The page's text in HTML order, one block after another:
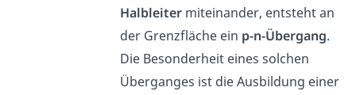
Halbleitermiteinander, entsteht an
der Grenzfläche ein p-n-Übergang.
Die Besonderheit eines solchen
Überganges ist die Ausbildung einer